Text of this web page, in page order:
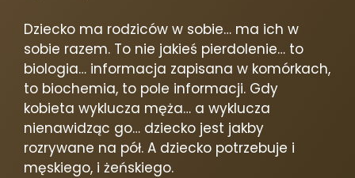
Dziecko ma rodziców w sobie… ma ich w
sobie razem. To nie jakieś pierdolenie… to
biologia… informacja zapisana w komórkach,
to biochemia, to pole informacji. Gdy
kobieta wyklucza męża… a wyklucza
nienawidząc go… dziecko jest jakby
rozrywane na pół. A dziecko potrzebuje i
męskiego, i żeńskiego.